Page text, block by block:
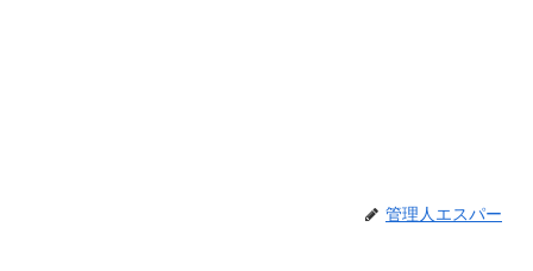
管理人エスパー